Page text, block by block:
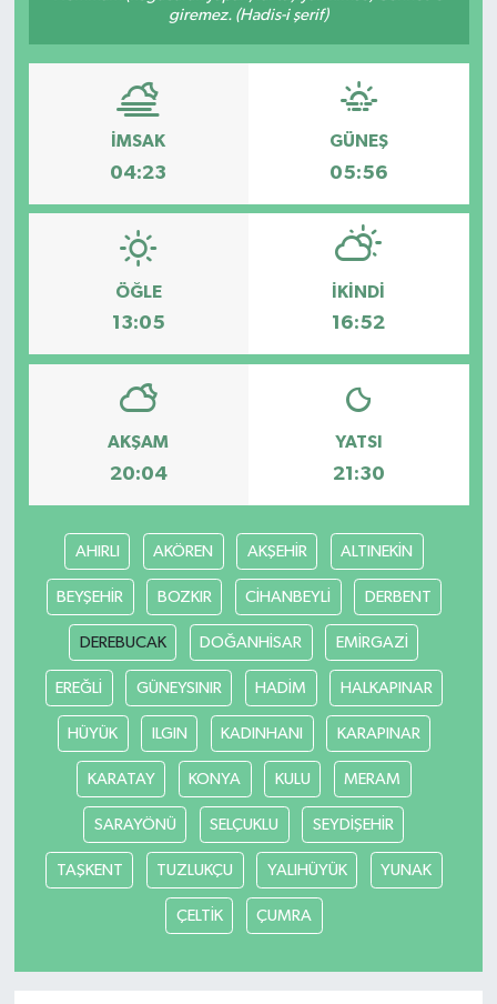
giremez. (Hadis-i şerif)
İMSAK
04:23
GÜNEŞ
05:56
ÖĞLE
13:05
İKINDI
16:52
AKŞAM
20:04
YATSI
21:30
AHIRLI AKÖREN AKŞEHİR ALTINEKİN
BEYŞEHİR BOZKIR CİHANBEYLİ DERBENT
DEREBUCAK DOĞANHİSAR EMİRGAZİ
EREĞLİ GÜNEYSINIR HADİM HALKAPINAR
HÜYÜK ILGIN KADINHANI KARAPINAR
KARATAY KONYA KULU MERAM
SARAYÖNÜ SELÇUKLU SEYDİŞEHİR
TAŞKENT TUZLUKÇU YALIHÜYÜK YUNAK
ÇELTİK ÇUMRA
ÇEVRE
BİLİM VE TEKNOLOJİ
DUNYA
Düzce
Ekonomi
Gökçebey
GÜNDEM
İş ilanı
Kilimli
Kültür - Sanat
MAGAZİN
Politika